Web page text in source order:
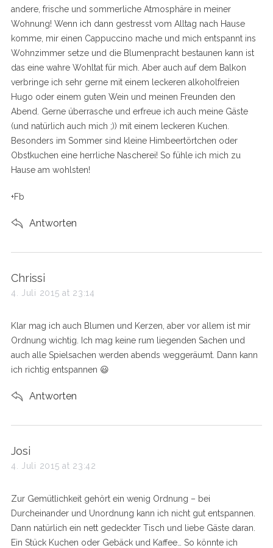
andere, frische und sommerliche Atmosphäre in meiner
Wohnung! Wenn ich dann gestresst vom Alltag nach Hause
komme, mir einen Cappuccino mache und mich entspannt ins
Wohnzimmer setze und die Blumenpracht bestaunen kann ist
das eine wahre Wohltat für mich. Aber auch auf dem Balkon
verbringe ich sehr gerne mit einem leckeren alkoholfreien
Hugo oder einem guten Wein und meinen Freunden den
Abend. Gerne überrasche und erfreue ich auch meine Gäste
(und natürlich auch mich ;)) mit einem leckeren Kuchen.
Besonders im Sommer sind kleine Himbeertörtchen oder
Obstkuchen eine herrliche Nascherei! So fühle ich mich zu
Hause am wohlsten!
+Fb
Antworten
s
a
s
:
Chrissi
4. Juli 2015 at 23:14
Klar mag ich auch Blumen und Kerzen, aber vor allem ist mir
Ordnung wichtig. Ich mag keine rum liegenden Sachen und
auch alle Spielsachen werden abends weggeräumt. Dann kann
ich richtig entspannen 😃
Antworten
s
a
s
:
Josi
4. Juli 2015 at 23:42
Zur Gemütlichkeit gehört ein wenig Ordnung – bei
Durcheinander und Unordnung kann ich nicht gut entspannen.
Dann natürlich ein nett gedeckter Tisch und liebe Gäste daran.
Ein Stück Kuchen oder Gebäck und Kaffee… So könnte ich